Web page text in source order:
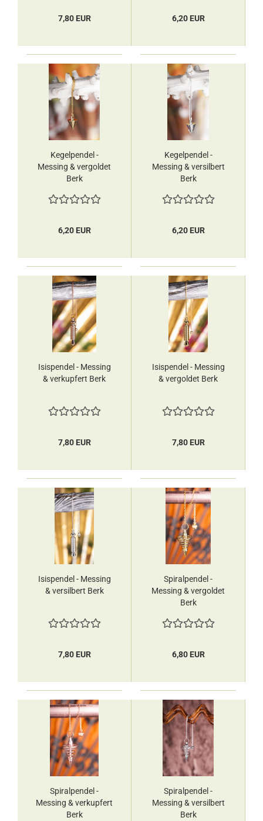
7,80 EUR 6,20 EUR
Kegelpendel -
Messing & vergoldet
Berk
6,20 EUR
Kegelpendel -
Messing & versilbert
Berk
6,20 EUR
Isispendel - Messing
& verkupfert Berk
7,80 EUR
Isispendel - Messing
& vergoldet Berk
7,80 EUR
Isispendel - Messing
& versilbert Berk
7,80 EUR
Spiralpendel -
Messing & vergoldet
Berk
6,80 EUR
Spiralpendel -
Messing & verkupfert
Berk
Spiralpendel -
Messing & versilbert
Berk